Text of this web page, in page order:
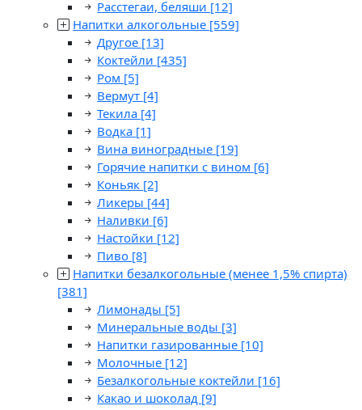
Расстегаи, беляши [12]
Напитки алкогольные [559]
Другое [13]
Коктейли [435]
Ром [5]
Вермут [4]
Текила [4]
Водка [1]
Вина виноградные [19]
Горячие напитки с вином [6]
Коньяк [2]
Ликеры [44]
Наливки [6]
Настойки [12]
Пиво [8]
Напитки безалкогольные (менее 1,5% спирта)
[381]
Лимонады [5]
Минеральные воды [3]
Напитки газированные [10]
Молочные [12]
Безалкогольные коктейли [16]
Какао и шоколад [9]